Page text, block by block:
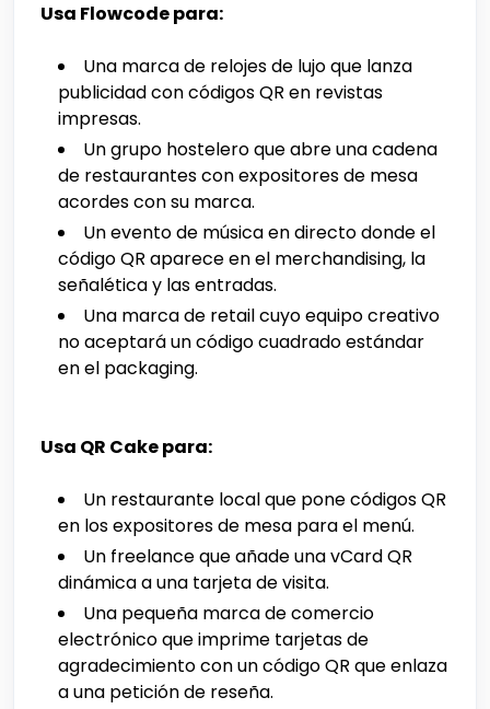
Usa Flowcode para:
Una marca de relojes de lujo que lanza
publicidad con códigos QR en revistas
impresas.
Un grupo hostelero que abre una cadena
de restaurantes con expositores de mesa
acordes con su marca.
Un evento de música en directo donde el
código QR aparece en el merchandising, la
señalética y las entradas.
Una marca de retail cuyo equipo creativo
no aceptará un código cuadrado estándar
en el packaging.
Usa QR Cake para:
Un restaurante local que pone códigos QR
en los expositores de mesa para el menú.
Un freelance que añade una vCard QR
dinámica a una tarjeta de visita.
Una pequeña marca de comercio
electrónico que imprime tarjetas de
agradecimiento con un código QR que enlaza
a una petición de reseña.